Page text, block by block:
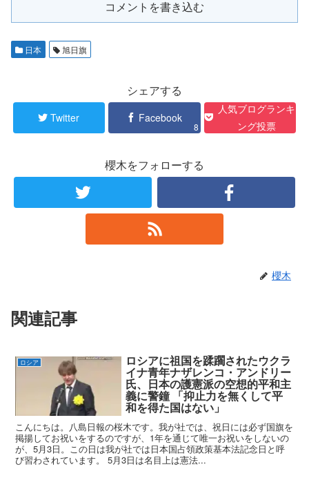
コメントを書き込む
日本 旭日旗
シェアする
Twitter Facebook
8
人気ブログランキ
ング投票
櫻木をフォローする
櫻木
関連記事
ロシア ロシアに祖国を蹂躙されたウクラ
イナ青年ナザレンコ・アンドリー
氏、日本の護憲派の空想的平和主
義に警鐘 「抑止力を無くして平
和を得た国はない」
こんにちは。八島日報の桜木です。我が社では、祝日には必ず国旗を
掲揚してお祝いをするのですが、1年を通じて唯一お祝いをしないの
が、5月3日。この日は我が社では日本国占領政策基本法記念日と呼
び習わされています。 5月3日は名目上は憲法...